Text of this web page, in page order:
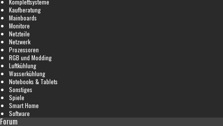
Kaufberatung
Mainboards
Monitore
Netzteile
Netzwerk
Prozessoren
RGB und Modding
Luftkühlung
Wasserkühlung
Notebooks & Tablets
Sonstiges
Spiele
Smart Home
Software
Forum